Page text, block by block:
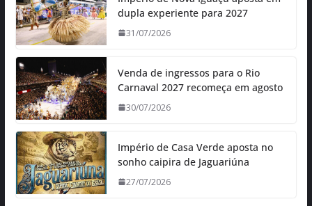
dupla experiente para 2027
31/07/2026
Venda de ingressos para o Rio
Carnaval 2027 recomeça em agosto
30/07/2026
Império de Casa Verde aposta no
sonho caipira de Jaguariúna
27/07/2026